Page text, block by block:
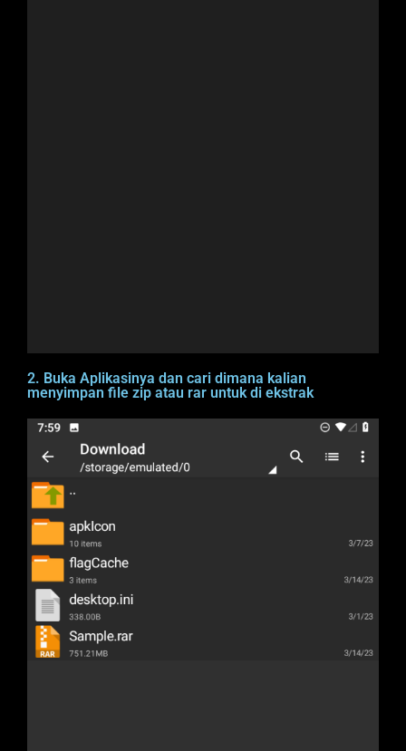
2. Buka Aplikasinya dan cari dimana kalian
menyimpan file zip atau rar untuk di ekstrak